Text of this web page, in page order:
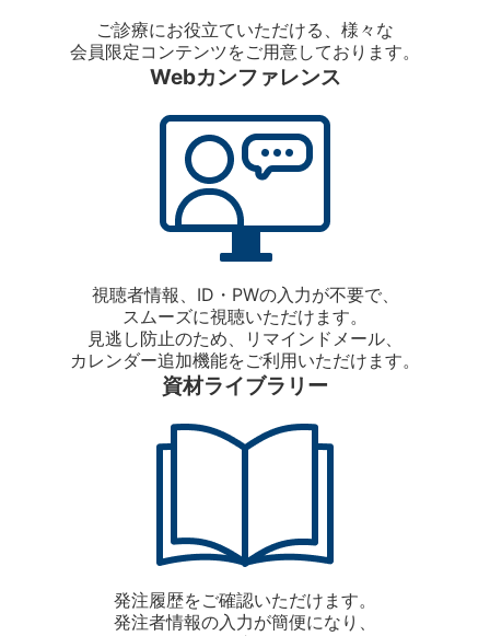
ご診療にお役立ていただける、様々な
会員限定コンテンツをご用意しております。
Webカンファレンス
視聴者情報、ID・PWの入力が不要で、
スムーズに視聴いただけます。
見逃し防止のため、リマインドメール、
カレンダー追加機能をご利用いただけます。
資材ライブラリー
発注履歴をご確認いただけます。
発注者情報の入力が簡便になり、